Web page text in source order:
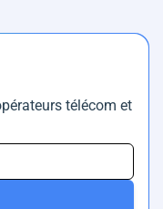
télécom et